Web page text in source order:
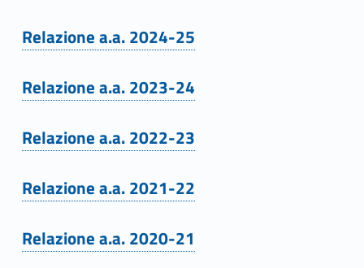
R
e
l
a
z
i
o
Link identifier #identifier__91418-1
Relazione a.a. 2024-25
Link identifier #identifier__131151-2
Relazione a.a. 2023-24
Link identifier #identifier__164399-3
Relazione a.a. 2022-23
Link identifier #identifier__79497-4
Relazione a.a. 2021-22
Link identifier #identifier__72476-5
Relazione a.a. 2020-21